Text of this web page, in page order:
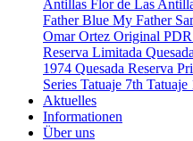
Antillas Flor de Las
Father Blue My Father
Omar Ortez Original
Reserva Limitada
1974 Quesada Reserva
Series Tatuaje 7th Tatuaje
Aktuelles
Informationen
Über uns